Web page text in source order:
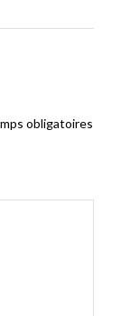
obligatoires